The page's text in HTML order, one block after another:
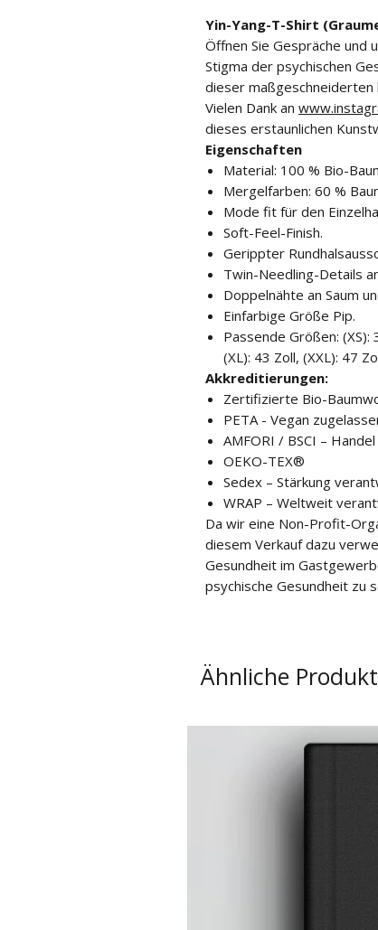
Yin-Yang-T-Shirt
Öffnen Sie Gespräche und
Stigma der psychischen
dieser maßgeschneiderten
Vielen Dank an
dieses erstaunlichen
Eigenschaften
Material: 100 % Bio-
Mergelfarben: 60 %
Mode fit für den
Soft-Feel-Finish.
Gerippter
Twin-Needling-Details
Doppelnähte an Saum
Einfarbige Größe Pip.
Passende Größen: (XS):
(XL): 43 Zoll, (XXL): 47
Akkreditierungen:
Zertifizierte Bio-
PETA - Vegan
AMFORI / BSCI –
OEKO-TEX®
Sedex – Stärkung
WRAP – Weltweit
Da wir eine Non-Profit-
diesem Verkauf dazu
Gesundheit im
psychische Gesundheit zu
Ähnliche